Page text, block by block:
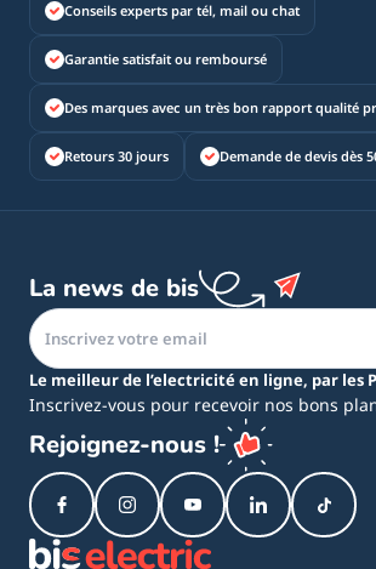
Conseils experts par tél, mail ou chat
Garantie satisfait ou remboursé
Des marques avec un très bon rapport qualité
Retours 30 jours Demande de devis dès
La news de bis
Le meilleur de l’electricité en ligne, par les
Inscrivez-vous pour recevoir nos bons
Rejoignez-nous !